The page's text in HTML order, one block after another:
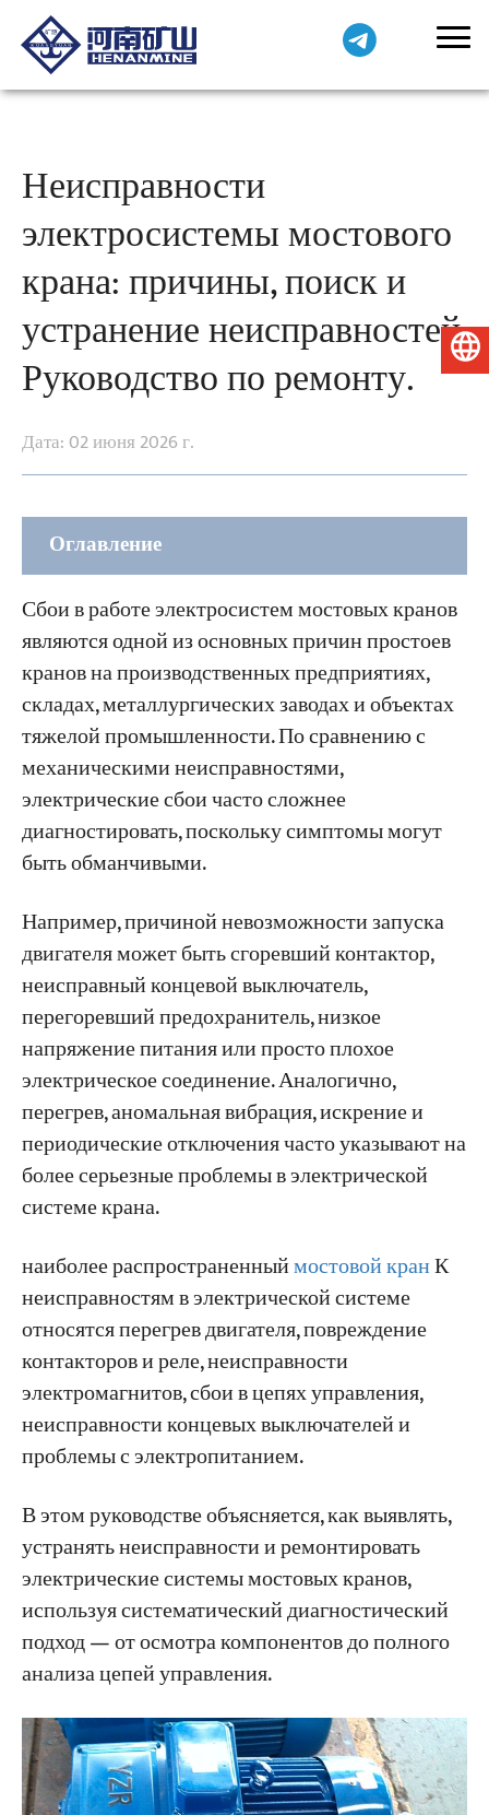
Проекты
Блоги
Новости
Заявления
Свяжитесь с Нами
Неисправности
электросистемы мостового
крана: причины, поиск и
устранение неисправностей.
Руководство по ремонту.
Дата: 02 июня 2026 г.
Оглавление
неисправностей электрической системы
мостовых кранов
1. Неисправности двигателей переменного
тока
2. Сбои в работе электромагнитов
переменного тока
3. Неисправности контакторов и реле
переменного тока
электромагнита (подруливающего
устройства).
Часть 2: Сбои в системах управления и
цепях.
1. Замыкание ножевого выключателя
защитной коробки → Перегорание
предохранителя цепи управления
2. Срабатывание реле защиты от
перегрузки по току при включении
3. Главный контактор срабатывает →
Предохранитель входящей линии
перегорает
4. Контроллер подключен, но двигатель не
вращается.
5. Контроллер включен → Двигатель
6. Концевой выключатель активирован →
Главный контактор не размыкается
7. Контроллер возвращен в положение
«Выкл.» → Главный контактор не
размыкается.
время работы.
9. Генератор не обеспечивает возбуждение
(для крана со встроенным генератором)
Сбои в работе электросистем мостовых кранов
являются одной из основных причин простоев
кранов на производственных предприятиях,
складах, металлургических заводах и объектах
тяжелой промышленности. По сравнению с
механическими неисправностями,
электрические сбои часто сложнее
диагностировать, поскольку симптомы могут
быть обманчивыми.
Например, причиной невозможности запуска
двигателя может быть сгоревший контактор,
неисправный концевой выключатель,
перегоревший предохранитель, низкое
напряжение питания или просто плохое
электрическое соединение. Аналогично,
перегрев, аномальная вибрация, искрение и
периодические отключения часто указывают на
более серьезные проблемы в электрической
системе крана.
наиболее распространенныймостовой кранК
неисправностям в электрической системе
относятся перегрев двигателя, повреждение
контакторов и реле, неисправности
электромагнитов, сбои в цепях управления,
неисправности концевых выключателей и
проблемы с электропитанием.
В этом руководстве объясняется, как выявлять,
устранять неисправности и ремонтировать
электрические системы мостовых кранов,
используя систематический диагностический
подход — от осмотра компонентов до полного
анализа цепей управления.
Русский